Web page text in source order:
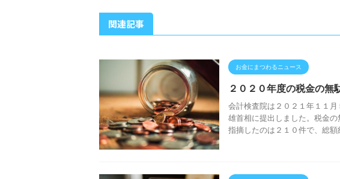
関連記事
お金にまつわるニュース
２０２０年度の税金の無
会計検査院は２０２１年１１
雄首相に提出しました。税金
指摘したのは２１０件で、総